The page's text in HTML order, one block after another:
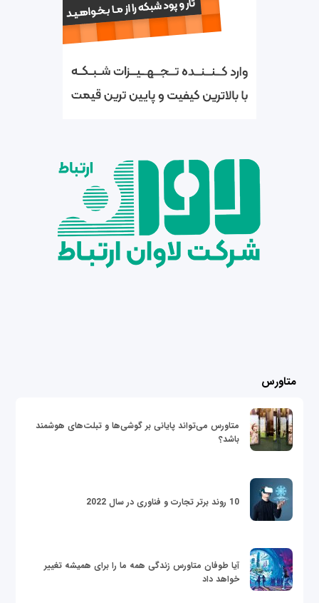
متاورس
متاورس می‌تواند پایانی بر گوشی‌ها و تبلت‌های هوشمند
باشد؟
10 روند برتر تجارت و فناوری در سال 2022
آیا طوفان متاورس زندگی همه ما را برای همیشه تغییر
خواهد داد